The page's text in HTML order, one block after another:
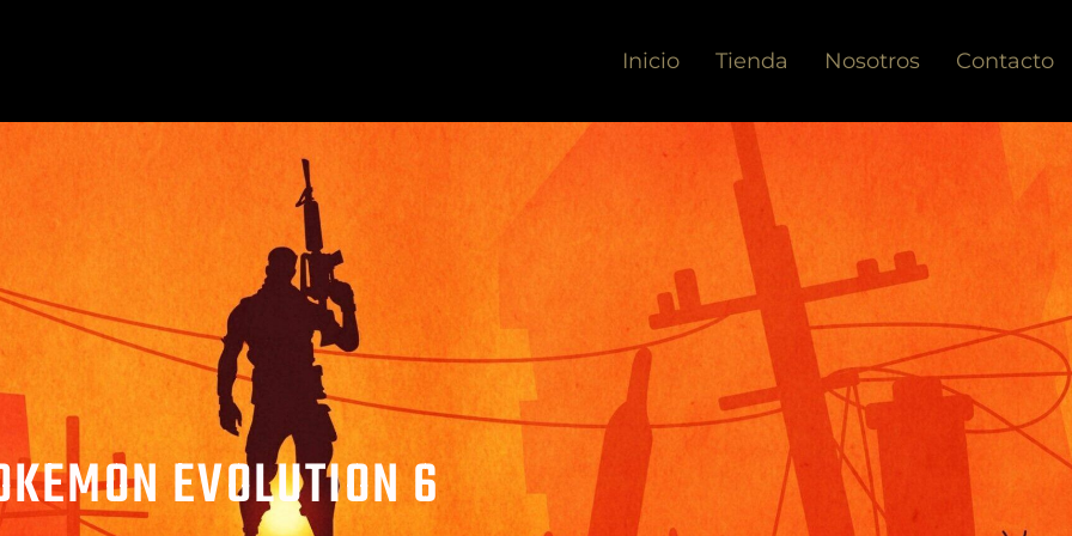
Inicio Tienda Nosotros Contacto
EVOLUTION 6